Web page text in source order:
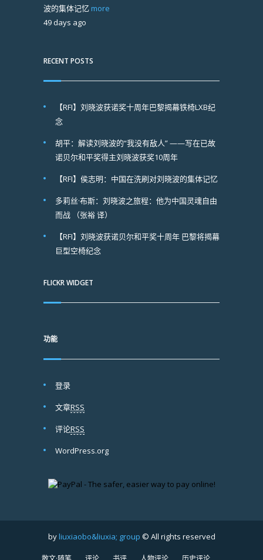
波的集体记忆 more
49 days ago
RECENT POSTS
【RFI】刘晓波获诺奖十周年巴黎揭幕铁椅LXB纪
念
胡平：解读刘晓波的“我没有敌人” ——写在已故
诺贝尔和平奖得主刘晓波获奖10周年
【RFI】侯志明：中国在洗刷对刘晓波的集体记忆
多莉丝·布斯：刘晓波之旅程：他为中国灵魂自由
而战 （张裕 译）
【RFI】刘晓波获诺贝尔和平奖十周年 巴黎将揭幕
巨型空椅纪念
FLICKR WIDGET
功能
登录
文章RSS
评论RSS
WordPress.org
byliuxiaobo&liuxia; group © All rights reserved